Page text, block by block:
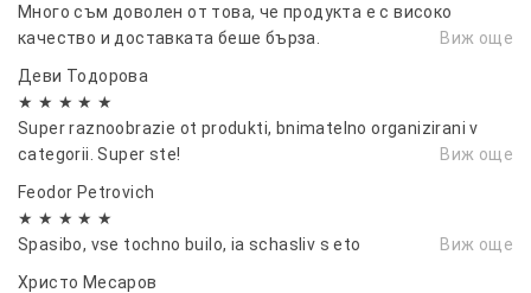
Осигурете си по-комфортно, безопасно и
приятно шофиране с нашите качествени
ветробрани
Много съм доволен от това, че продукта е с високо
качество и доставката беше бърза.
Виж още
Деви Тодорова
★ ★ ★ ★ ★
Super raznoobrazie ot produkti, bnimatelno organizirani v
categorii. Super ste!
Виж още
Feodor Petrovich
★ ★ ★ ★ ★
Spasibo, vse tochno builo, ia schasliv s eto
Виж още
Христо Месаров